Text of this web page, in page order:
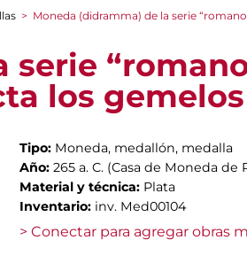
> Moneda (didramma) de la serie
los gemelos
Tipo: Moneda, medallón, medalla
Año: 265 a. C. (Casa de Moneda de
Material y técnica: Plata
Inventario: inv. Med00104
> Conectar para agregar obras